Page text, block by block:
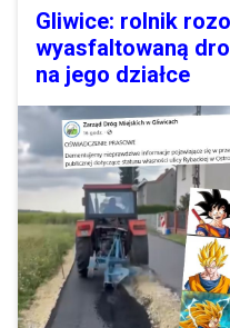
Gliwice: rolnik
wyasfaltowaną
na jego działce